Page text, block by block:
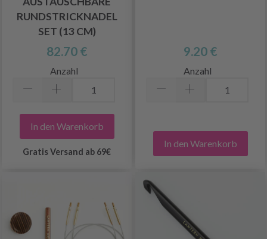
RUNDSTRICKNADEL
SET (13 CM)
82.70 €
Anzahl
In den Warenkorb
Gratis Versand ab 69€
9.20 €
Anzahl
In den Warenkorb